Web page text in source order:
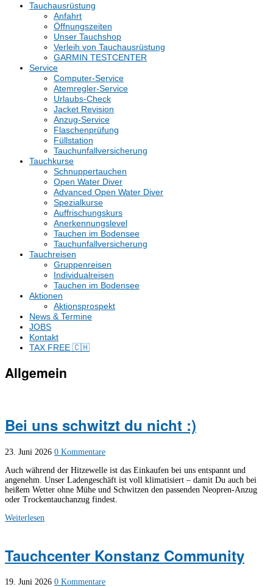
Tauchausrüstung
Anfahrt
Öffnungszeiten
Unser Tauchshop
Verleih von Tauchausrüstung
GARMIN TESTCENTER
Service
Computer-Service
Atemregler-Service
Urlaubs-Check
Jacket Revision
Anzug-Service
Flaschenprüfung
Füllstation
Tauchunfallversicherung
Tauchkurse
Schnuppertauchen
Open Water Diver
Advanced Open Water Diver
Spezialkurse
Auffrischungskurs
Anerkennungslevel
Tauchen im Bodensee
Tauchunfallversicherung
Tauchreisen
Gruppenreisen
Individualreisen
Tauchen im Bodensee
Aktionen
Aktionsprospekt
News & Termine
JOBS
Kontakt
TAX FREE 🇨🇭
Allgemein
Bei uns schwitzt du nicht :)
23. Juni 2026 0 Kommentare
Auch während der Hitzewelle ist das Einkaufen bei uns entspannt und
angenehm. Unser Ladengeschäft ist voll klimatisiert – damit Du auch bei
heißem Wetter ohne Mühe und Schwitzen den passenden Neopren-Anzug
oder Trockentauchanzug findest.
Weiterlesen
Tauchcenter Konstanz Community
19. Juni 2026 0 Kommentare